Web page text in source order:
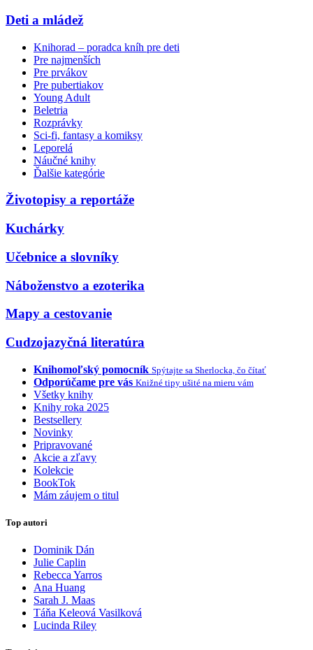
Deti a mládež
Knihorad – poradca kníh pre deti
Pre najmenších
Pre prvákov
Pre pubertiakov
Young Adult
Beletria
Rozprávky
Sci-fi, fantasy a komiksy
Leporelá
Náučné knihy
Ďalšie kategórie
Životopisy a reportáže
Kuchárky
Učebnice a slovníky
Náboženstvo a ezoterika
Mapy a cestovanie
Cudzojazyčná literatúra
Knihomoľský pomocník Spýtajte sa Sherlocka, čo čítať
Odporúčame pre vás Knižné tipy ušité na mieru vám
Všetky knihy
Knihy roka 2025
Bestsellery
Novinky
Pripravované
Akcie a zľavy
Kolekcie
BookTok
Mám záujem o titul
Top autori
Dominik Dán
Julie Caplin
Rebecca Yarros
Ana Huang
Sarah J. Maas
Táňa Keleová Vasilková
Lucinda Riley